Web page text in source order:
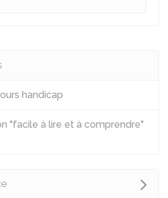
handicap
"facile à lire et à comprendre"